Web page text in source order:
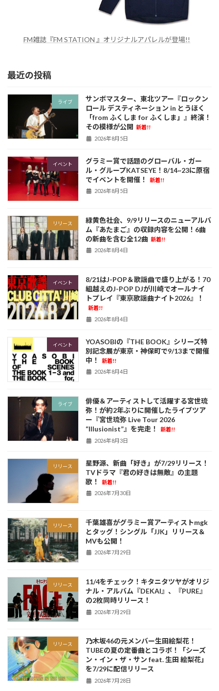
FM雑誌『FM STATION 』オリジナルアパレルが登場!!
最近の投稿
ライブ
サンボマスター、東北ツアー『ロックン
ロール デスティネーション in とうほく
「from ふくしま for ふくしま」』終演！
その模様が公開 新着!!
2026年8月5日
イベント
グラミー賞で話題のグローバル・ガー
ル・グループKATSEYE！8/14~23に原宿
でイベントを開催！
新着!!
2026年8月5日
リリース
緑黄色社会、9/9リリースのニューアルバ
ム『あたまご』の収録内容を公開！6曲
の新曲を含む全12曲 新着!!
2026年8月4日
イベント
8/21はJ-POP＆歌謡曲で盛り上がる！70
組越えのJ-POP DJが川崎でオールナイ
トプレイ『東京歌謡曲ナイト2026』！
新着!!
2026年8月4日
イベント
YOASOBIの『THE BOOK』シリーズ特
別記念展が東京・神保町で9/13まで開催
中！
新着!!
2026年8月4日
ライブ
俳優＆アーティストして活躍する宮世琉
弥！が約2年ぶりに開催したライブツア
ー『宮世琉弥 Live Tour 2026
“Illusionist”』を完走！
新着!!
2026年8月3日
リリース
星野源、新曲「好き」が7/29リリース！
TVドラマ『君の好きは無敵』の主題
歌！
新着!!
2026年7月30日
リリース
千葉雄喜がグラミー賞アーティストmgk
とタッグ！シングル「JJK」リリース＆
MVも公開！
2026年7月29日
リリース
11/4をチェック！キタニタツヤがオリジ
ナル・アルバム『DEKAI』、『PURE』
の2枚同時リリース！
2026年7月29日
リリース
乃木坂46の元メンバー生田絵梨花！
TUBEの夏の定番曲とコラボ！「シーズ
ン・イン・ザ・サン feat. 生田 絵梨花」
を7/29に配信リリース
2026年7月28日